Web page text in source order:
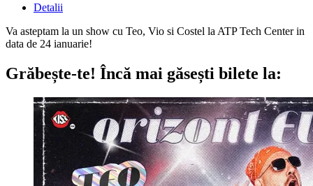
Detalii
Va asteptam la un show cu Teo, Vio si Costel la ATP Tech Center in
data de 24 ianuarie!
Grăbește-te! Încă mai găsești bilete la: